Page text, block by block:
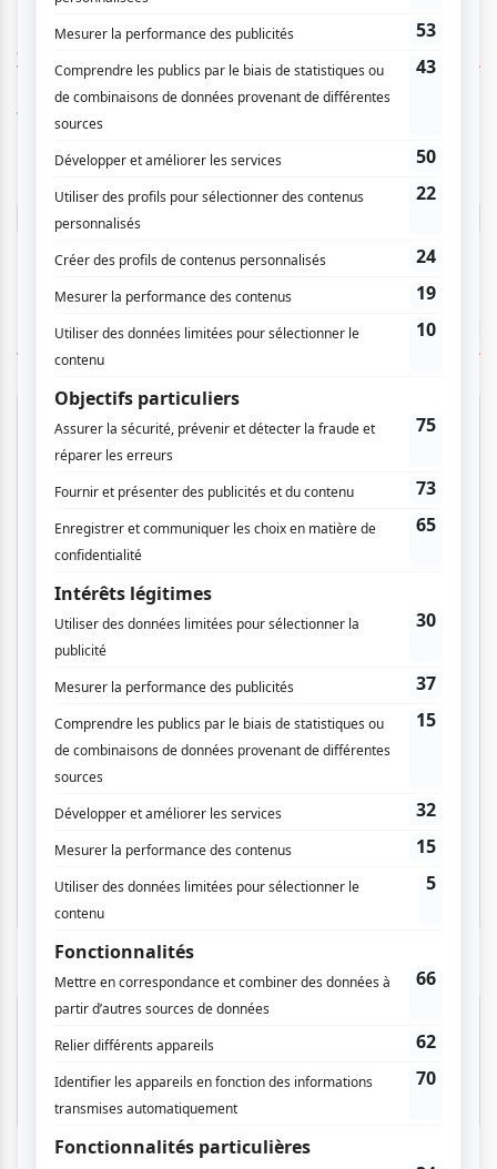
AUCUN COMMENTAIRE
Vous devez être connecté pour
donner un avis.
TOUTES LES OFFRES
Compostelle
Invitations gratuites